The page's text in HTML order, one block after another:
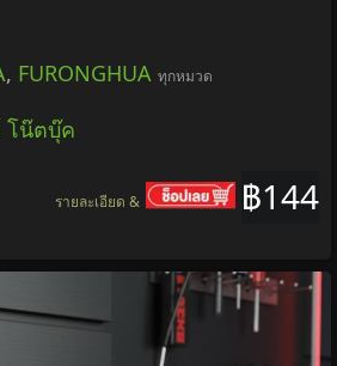
, FURONGHUA ทุกหมวด
โน๊ตบุ๊ค
฿144
รายละเอียด &